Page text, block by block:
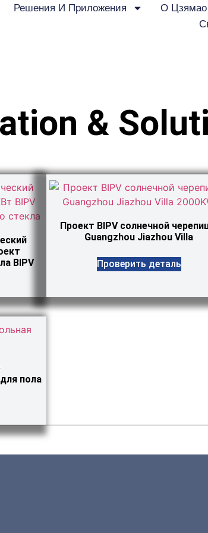
Решения И Приложения О Цзямао
&
BIPV
Проект BIPV солнечной
Guangzhou Jiazhou Villa
Проверить деталь
пола